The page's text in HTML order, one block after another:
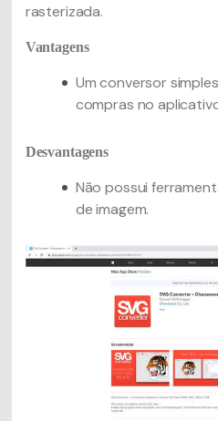
rasterizada.
Vantagens
Um conversor
compras no
Desvantagens
Não possui
de imagem.